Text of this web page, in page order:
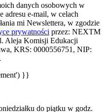
danych osobowych w
adresu e-mail, w celach
mi Newslettera, w zgodzie
prywatności przez: NEXTM
Aleja Komisji Edukacji
KRS: 0000556751, NIP:
}}
do piątku w godz.